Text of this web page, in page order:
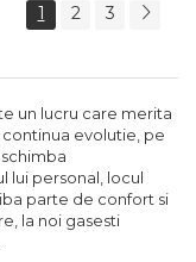
1 2 3
un lucru care merita
evolutie, pe
lui personal, locul
parte de confort si
la noi gasesti